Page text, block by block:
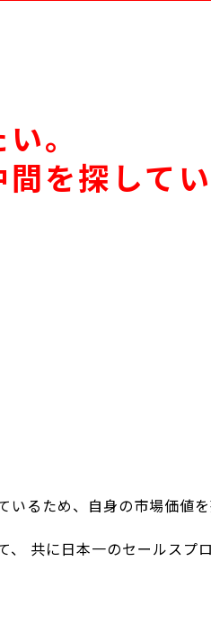
。
を探して
いるため、自身の市場価値
、 共に日本一のセールスプ